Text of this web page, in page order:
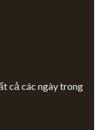
cả các ngày trong